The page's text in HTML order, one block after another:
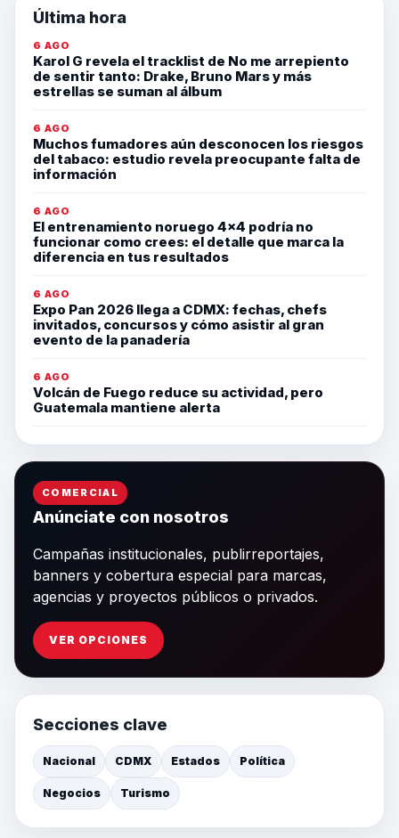
Última hora
6 AGO
Karol G revela el tracklist de No me arrepiento
de sentir tanto: Drake, Bruno Mars y más
estrellas se suman al álbum
6 AGO
Muchos fumadores aún desconocen los riesgos
del tabaco: estudio revela preocupante falta de
información
6 AGO
El entrenamiento noruego 4×4 podría no
funcionar como crees: el detalle que marca la
diferencia en tus resultados
6 AGO
Expo Pan 2026 llega a CDMX: fechas, chefs
invitados, concursos y cómo asistir al gran
evento de la panadería
6 AGO
Volcán de Fuego reduce su actividad, pero
Guatemala mantiene alerta
COMERCIAL
Anúnciate con nosotros
Campañas institucionales, publirreportajes,
banners y cobertura especial para marcas,
agencias y proyectos públicos o privados.
VER OPCIONES
Secciones clave
Nacional CDMX Estados Política
Negocios Turismo